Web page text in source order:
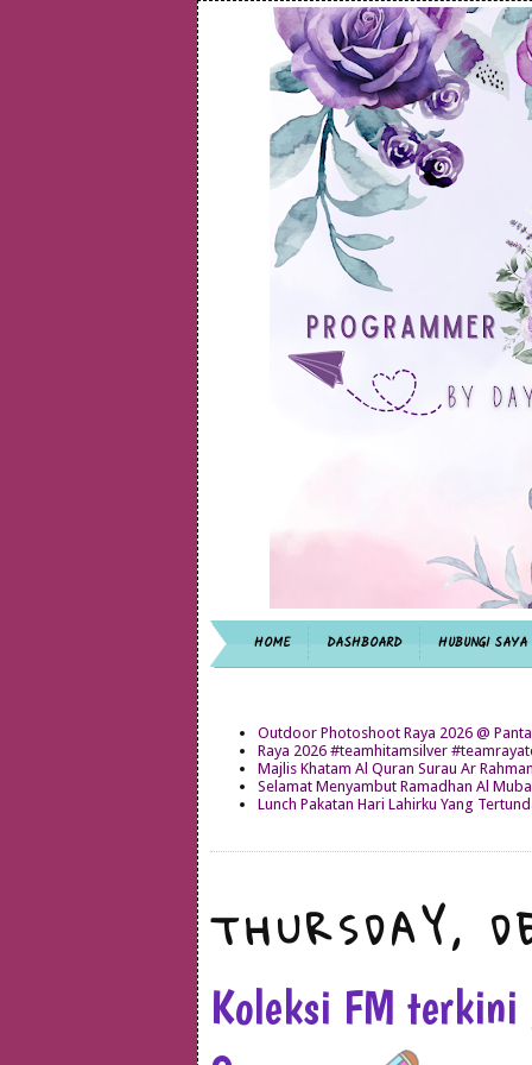
HOME DASHBOARD HUBUNGI SAYA
Outdoor Photoshoot Raya 2026 @
Raya 2026 #teamhitamsilver
Majlis Khatam Al Quran Surau Ar
Selamat Menyambut Ramadhan Al
Lunch Pakatan Hari Lahirku Yang
THURSDAY,
Koleksi FM